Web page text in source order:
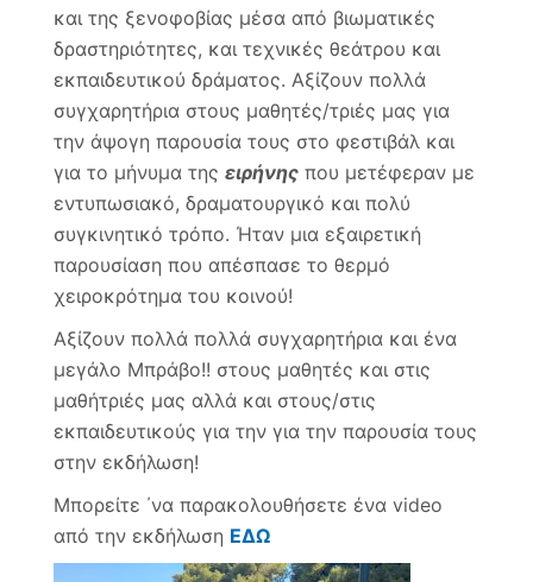
και της ξενοφοβίας μέσα από βιωματικές
δραστηριότητες, και τεχνικές θεάτρου και
εκπαιδευτικού δράματος. Αξίζουν πολλά
συγχαρητήρια στους μαθητές/τριές μας για
την άψογη παρουσία τους στο φεστιβάλ και
για το μήνυμα της ειρήνης που μετέφεραν με
εντυπωσιακό, δραματουργικό και πολύ
συγκινητικό τρόπο. Ήταν μια εξαιρετική
παρουσίαση που απέσπασε το θερμό
χειροκρότημα του κοινού!
Αξίζουν πολλά πολλά συγχαρητήρια και ένα
μεγάλο Μπράβο!! στους μαθητές και στις
μαθήτριές μας αλλά και στους/στις
εκπαιδευτικούς για την για την παρουσία τους
στην εκδήλωση!
Μπορείτε ΄να παρακολουθήσετε ένα video
από την εκδήλωση ΕΔΩ